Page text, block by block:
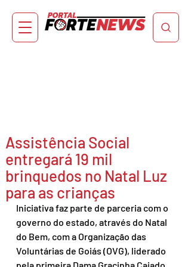
Assistência Social
entregará 19 mil
brinquedos no Natal Luz
para as crianças
Iniciativa faz parte de parceria com o
governo do estado, através do Natal
do Bem, com a Organização das
Voluntárias de Goiás (OVG), liderado